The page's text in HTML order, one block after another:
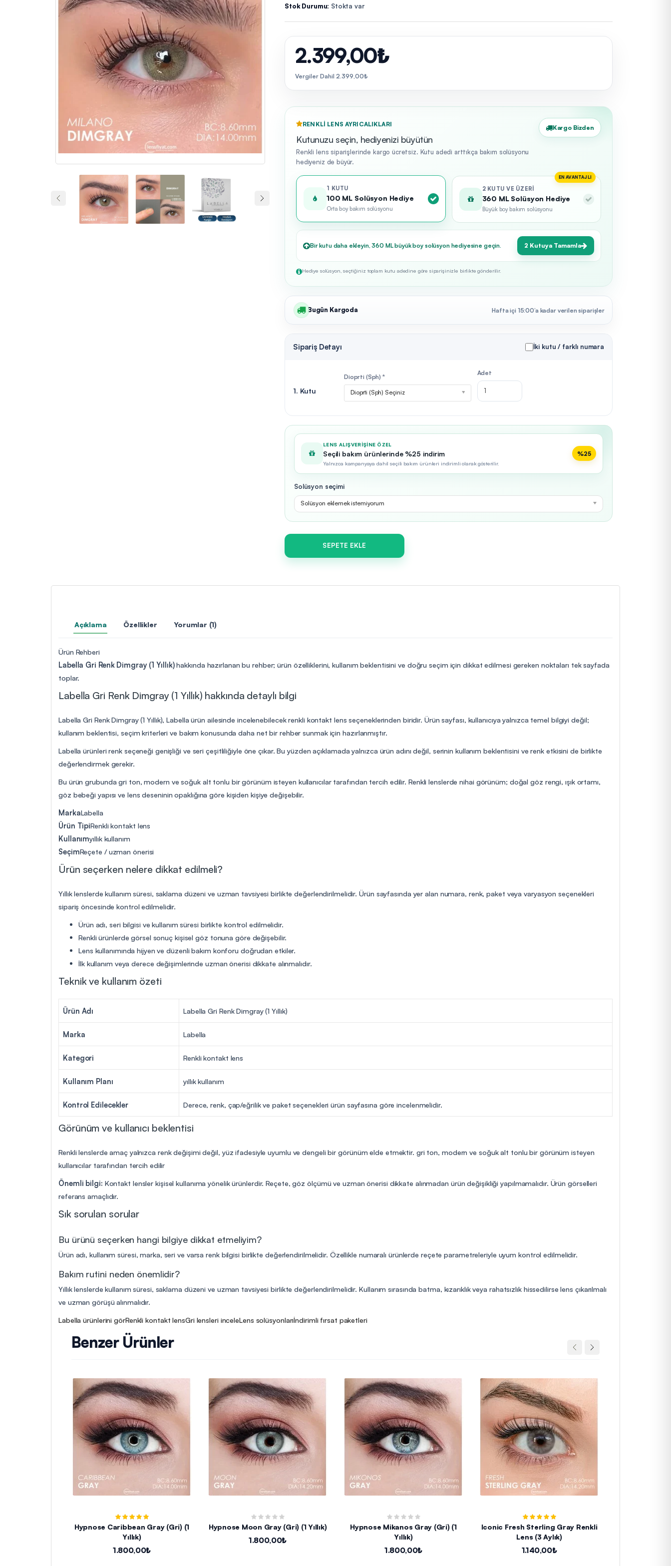
Stok Durumu: Stokta var
2.399,00₺
Vergiler Dahil 2.399,00₺
RENKLI LENS AYRICALIKLARI
Kutunuzu seçin, hediyenizi büyütün
Renkli lens siparişlerinde kargo ücretsiz. Kutu adedi arttıkça bakım solüsyonu
hediyeniz de büyür.
Kargo Bizden
1 KUTU
100 ML Solüsyon Hediye
Orta boy bakım solüsyonu
EN AVANTAJLI
2 KUTU VE ÜZERI
360 ML Solüsyon Hediye
Büyük boy bakım solüsyonu
Bir kutu daha ekleyin, 360 ML büyük boy solüsyon hediyesine geçin. 2 Kutuya Tamamla
Hediye solüsyon, seçtiğiniz toplam kutu adedine göre siparişinizle birlikte gönderilir.
Bugün Kargoda Hafta içi 15:00’a kadar verilen siparişler
Sipariş Detayı İki kutu / farklı numara
1. Kutu
Dioprti (Sph) *
Dioprti (Sph) Seçiniz
Adet
LENS ALIŞVERIŞINE ÖZEL
Seçili bakım ürünlerinde %25 indirim
Yalnızca kampanyaya dahil seçili bakım ürünleri indirimli olarak gösterilir.
%25
Solüsyon seçimi
Solüsyon eklemek istemiyorum
SEPETE EKLE
Açıklama Özellikler Yorumlar (1)
Ürün Rehberi
Labella Gri Renk Dimgray (1 Yıllık)hakkında hazırlanan bu rehber; ürün özelliklerini, kullanım beklentisini ve doğru seçim için dikkat edilmesi gereken noktaları tek sayfada
toplar.
Labella Gri Renk Dimgray (1 Yıllık) hakkında detaylı bilgi
Labella Gri Renk Dimgray (1 Yıllık), Labella ürün ailesinde incelenebilecek renkli kontakt lens seçeneklerinden biridir. Ürün sayfası, kullanıcıya yalnızca temel bilgiyi değil;
kullanım beklentisi, seçim kriterleri ve bakım konusunda daha net bir rehber sunmak için hazırlanmıştır.
Labella ürünleri renk seçeneği genişliği ve seri çeşitliliğiyle öne çıkar. Bu yüzden açıklamada yalnızca ürün adını değil, serinin kullanım beklentisini ve renk etkisini de birlikte
değerlendirmek gerekir.
Bu ürün grubunda gri ton, modern ve soğuk alt tonlu bir görünüm isteyen kullanıcılar tarafından tercih edilir. Renkli lenslerde nihai görünüm; doğal göz rengi, ışık ortamı,
göz bebeği yapısı ve lens deseninin opaklığına göre kişiden kişiye değişebilir.
MarkaLabella
Ürün TipiRenkli kontakt lens
Kullanımyıllık kullanım
SeçimReçete / uzman önerisi
Ürün seçerken nelere dikkat edilmeli?
Yıllık lenslerde kullanım süresi, saklama düzeni ve uzman tavsiyesi birlikte değerlendirilmelidir. Ürün sayfasında yer alan numara, renk, paket veya varyasyon seçenekleri
sipariş öncesinde kontrol edilmelidir.
Ürün adı, seri bilgisi ve kullanım süresi birlikte kontrol edilmelidir.
Renkli ürünlerde görsel sonuç kişisel göz tonuna göre değişebilir.
Lens kullanımında hijyen ve düzenli bakım konforu doğrudan etkiler.
İlk kullanım veya derece değişimlerinde uzman önerisi dikkate alınmalıdır.
Teknik ve kullanım özeti
Ürün Adı Labella Gri Renk Dimgray (1 Yıllık)
Marka Labella
Kategori Renkli kontakt lens
Kullanım Planı yıllık kullanım
Kontrol Edilecekler Derece, renk, çap/eğrilik ve paket seçenekleri ürün sayfasına göre incelenmelidir.
Görünüm ve kullanıcı beklentisi
Renkli lenslerde amaç yalnızca renk değişimi değil, yüz ifadesiyle uyumlu ve dengeli bir görünüm elde etmektir. gri ton, modern ve soğuk alt tonlu bir görünüm isteyen
kullanıcılar tarafından tercih edilir
Önemli bilgi: Kontakt lensler kişisel kullanıma yönelik ürünlerdir. Reçete, göz ölçümü ve uzman önerisi dikkate alınmadan ürün değişikliği yapılmamalıdır. Ürün görselleri
referans amaçlıdır.
Sık sorulan sorular
Bu ürünü seçerken hangi bilgiye dikkat etmeliyim?
Ürün adı, kullanım süresi, marka, seri ve varsa renk bilgisi birlikte değerlendirilmelidir. Özellikle numaralı ürünlerde reçete parametreleriyle uyum kontrol edilmelidir.
Bakım rutini neden önemlidir?
Yıllık lenslerde kullanım süresi, saklama düzeni ve uzman tavsiyesi birlikte değerlendirilmelidir. Kullanım sırasında batma, kızarıklık veya rahatsızlık hissedilirse lens çıkarılmalı
ve uzman görüşü alınmalıdır.
Labella ürünlerini görRenkli kontakt lensGri lensleri inceleLens solüsyonlarıİndirimli fırsat paketleri
Benzer Ürünler
Hypnose Caribbean Gray (Gri) (1
Yıllık)
1.800,00₺
Hypnose Moon Gray (Gri) (1 Yıllık)
1.800,00₺
Hypnose Mikanos Gray (Gri) (1
Yıllık)
1.800,00₺
Iconic Fresh Sterling Gray Renkli
Lens (3 Aylık)
1.140,00₺